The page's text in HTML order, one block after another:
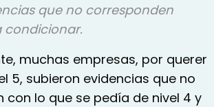
que no corresponden
condicionar.
muchas empresas, por querer
5, subieron evidencias que no
con lo que se pedía de nivel 4 y